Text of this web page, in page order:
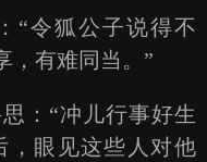
令狐公子说得不
，有难同当。”
：“冲儿行事好生
，眼见这些人对他